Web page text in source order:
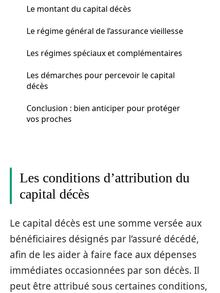
Le montant du capital décès
Le régime général de l’assurance vieillesse
Les régimes spéciaux et complémentaires
Les démarches pour percevoir le capital
décès
Conclusion : bien anticiper pour protéger
vos proches
Les conditions d’attribution du
capital décès
Le capital décès est une somme versée aux
bénéficiaires désignés par l’assuré décédé,
afin de les aider à faire face aux dépenses
immédiates occasionnées par son décès. Il
peut être attribué sous certaines conditions,